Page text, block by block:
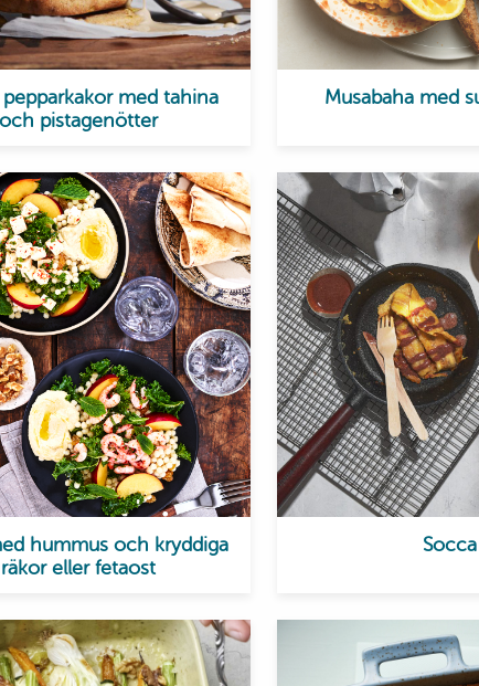
pepparkakor med tahina
och pistagenötter
Musabaha med
hummus och kryddiga
räkor eller fetaost
Socca